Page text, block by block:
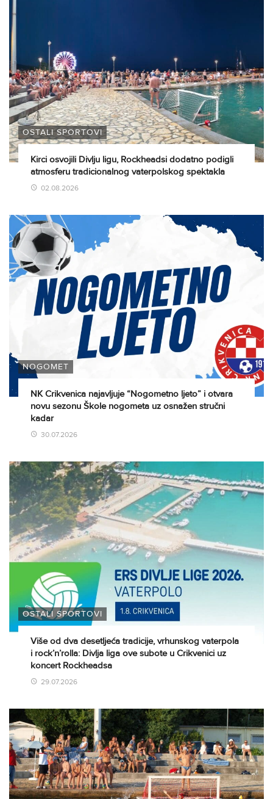
OSTALI SPORTOVI
Kirci osvojili Divlju ligu, Rockheadsi dodatno podigli
atmosferu tradicionalnog vaterpolskog spektakla
02.08.2026
NOGOMET
NK Crikvenica najavljuje “Nogometno ljeto” i otvara
novu sezonu Škole nogometa uz osnažen stručni
kadar
30.07.2026
OSTALI SPORTOVI
Više od dva desetljeća tradicije, vrhunskog vaterpola
i rock’n’rolla: Divlja liga ove subote u Crikvenici uz
koncert Rockheadsa
29.07.2026